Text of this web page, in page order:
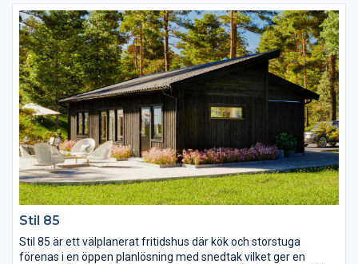
huset ligger det stora sovrummet med bra
förvaringsmöjligheter och utgång till egen uteplats.
Stil 85
Stil 85 är ett välplanerat fritidshus där kök och storstuga
förenas i en öppen planlösning med snedtak vilket ger en